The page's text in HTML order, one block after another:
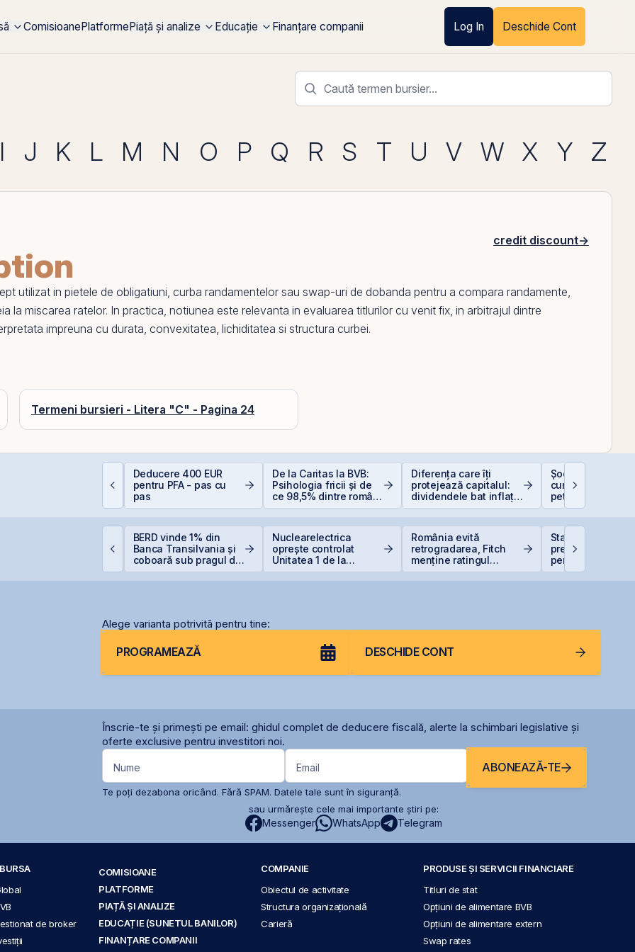
ComisioanePlatformePiață și analize Educație Finanțare companii Log In Deschide Cont
I J K L M N O P Q R S T U V W X Y Z
credit discount→
utilizat in pietele de obligatiuni, curba randamentelor sau swap-uri de dobanda pentru a compara randamente,
la miscarea ratelor. In practica, notiunea este relevanta in evaluarea titlurilor cu venit fix, in arbitrajul dintre
impreuna cu durata, convexitatea, lichiditatea si structura curbei.
Termeni bursieri - Litera "C" - Pagina 24
Deducere 400 EUR
pentru PFA - pas cu
pas
De la Caritas la BVB:
Psihologia fricii și de
ce 98,5% dintre români
evită investițiile la
Diferența care îți
protejează capitalul:
dividendele bat inflația
(+5% vs. −6%)
Șocurile
cum afectează
petrolului Bursa
Valori București
BERD vinde 1% din
Banca Transilvania și
coboară sub pragul de
Nuclearelectrica
oprește controlat
Unitatea 1 de la
România evită
retrogradarea, Fitch
menține ratingul
Statul român
pregătește
pentru achiziția
gazelor Neptun
Alege varianta potrivită pentru tine:
PROGRAMEAZĂ DESCHIDE CONT
Înscrie-te și primești pe email: ghidul complet de deducere fiscală, alerte la schimbari legislative și
oferte exclusive pentru investitori noi.
Nume Email ABONEAZĂ-TE
Te poți dezabona oricând. Fără SPAM. Datele tale sunt în siguranță.
sau urmărește cele mai importante știri pe:
Messenger WhatsApp Telegram
de broker
COMISIOANE
PLATFORME
PIAȚĂ ȘI ANALIZE
EDUCAȚIE (SUNETUL BANILOR)
FINANȚARE COMPANII
COMPANIE
Obiectul de activitate
Structura organizațională
Carieră
PRODUSE ȘI SERVICII FINANCIARE
Titluri de stat
Opțiuni de alimentare BVB
Opțiuni de alimentare extern
Swap rates